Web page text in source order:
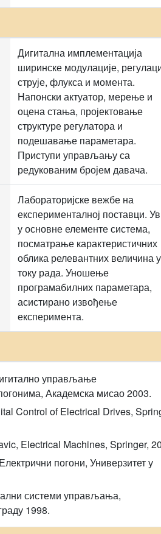
Дигитална имплементација
ширинске модулације,
струје, флукса и момента.
Напонски актуатор, мерење и
оцена стања, пројектовање
структуре регулатора и
подешавање параметара.
Приступи управљању са
редукованим бројем давача.
Лабораторијске вежбе на
експерименталној поставци.
у основне елементе система,
посматрање карактеристичних
облика релевантних величина у
току рада. Уношење
програмабилних параметара,
асистирано извођење
експеримента.
управљање
Академска мисао 2003.
Control of Electrical Drives,
Electrical Machines, Springer,
погони, Универзитет у
системи управљања,
1998.